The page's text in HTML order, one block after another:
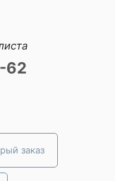
62
заказ